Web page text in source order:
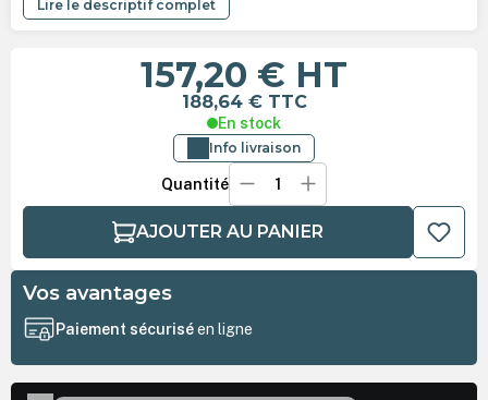
Lire le descriptif complet
157,20 € HT
188,64 € TTC
En stock
Info livraison
Quantité
AJOUTER AU PANIER
Vos avantages
Paiement sécuriséen ligne